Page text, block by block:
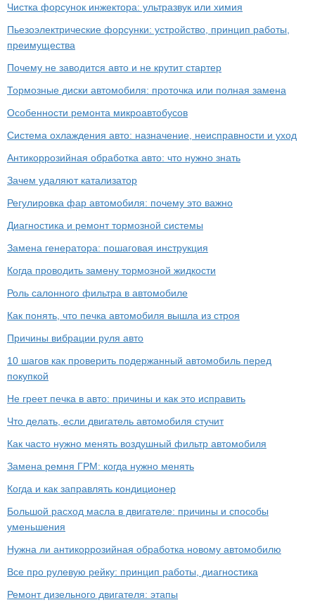
Чистка форсунок инжектора: ультразвук или химия
Пьезоэлектрические форсунки: устройство, принцип работы,
преимущества
Почему не заводится авто и не крутит стартер
Тормозные диски автомобиля: проточка или полная замена
Особенности ремонта микроавтобусов
Система охлаждения авто: назначение, неисправности и уход
Антикоррозийная обработка авто: что нужно знать
Зачем удаляют катализатор
Регулировка фар автомобиля: почему это важно
Диагностика и ремонт тормозной системы
Замена генератора: пошаговая инструкция
Когда проводить замену тормозной жидкости
Роль салонного фильтра в автомобиле
Как понять, что печка автомобиля вышла из строя
Причины вибрации руля авто
10 шагов как проверить подержанный автомобиль перед
покупкой
Не греет печка в авто: причины и как это исправить
Что делать, если двигатель автомобиля стучит
Как часто нужно менять воздушный фильтр автомобиля
Замена ремня ГРМ: когда нужно менять
Когда и как заправлять кондиционер
Большой расход масла в двигателе: причины и способы
уменьшения
Нужна ли антикоррозийная обработка новому автомобилю
Все про рулевую рейку: принцип работы, диагностика
Ремонт дизельного двигателя: этапы